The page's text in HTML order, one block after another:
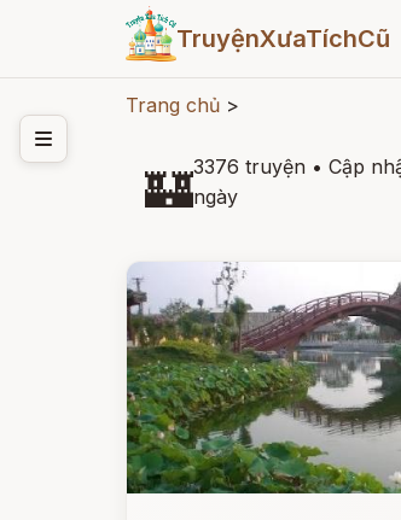
TruyệnXưaTíchCũ
Trang chủ >
🏰3376 truyện • Cập
ngày